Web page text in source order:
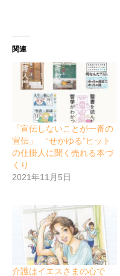
関連
「宣伝しないことが一番の
宣伝」 “せかゆる”ヒット
の仕掛人に聞く売れる本づ
くり
2021年11月5日
介護はイエスさまの心で